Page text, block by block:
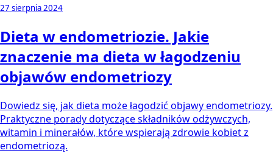
27 sierpnia 2024
Dieta w endometriozie. Jakie
znaczenie ma dieta w łagodzeniu
objawów endometriozy
Dowiedz się, jak dieta może łagodzić objawy endometriozy.
Praktyczne porady dotyczące składników odżywczych,
witamin i minerałów, które wspierają zdrowie kobiet z
endometriozą.